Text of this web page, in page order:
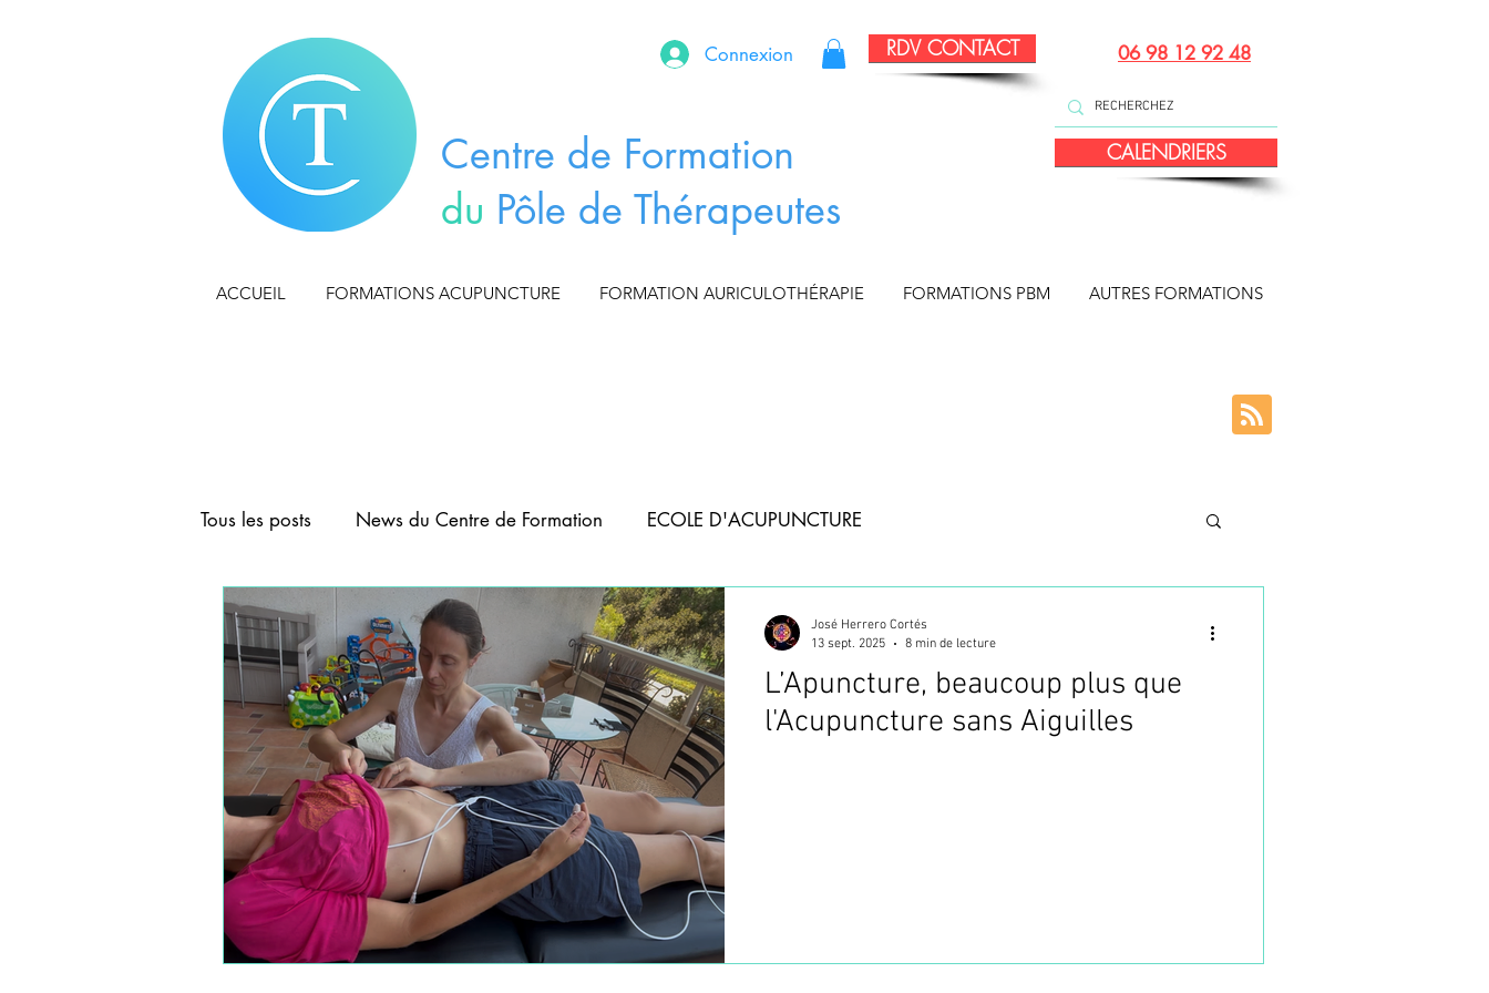
Connexion RDV CONTACT 06 98 12 92 48
Centre de Formation
du Pôle de Thérapeutes
CALENDRIERS
ACCUEIL FORMATIONS ACUPUNCTURE FORMATION AURICULOTHÉRAPIE FORMATIONS PBM AUTRES FORMATIONS
Tous les posts News du Centre de Formation ECOLE D'ACUPUNCTURE
FORMATION AURICULOTHERAPIE ACUPUNCTURE ANIMAUX
FORMATION ACUPUNCTURE ABDOMINALE FORMATION PHOTOBIOMODULATION
FORMATION CRANIOACUPUNCTURE FORMATION TAPING
FORMATIONS DE BASE D'ACUPUNCTURE WEBINAIRES
FORMATIONS COURTES FORMATION ACUPUNCTURE FORMATION ACUPUNCTURE ESTHETIQUE
L’Apuncture, beaucoup plus que
l'Acupuncture sans Aiguilles
José Herrero Cortés
13 sept. 2025
8 min de lecture